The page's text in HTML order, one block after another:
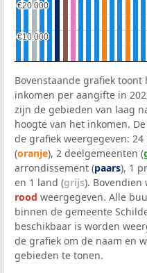
€10.000
€10.000
€20.000
€20.000
Bovenstaande grafiek
inkomen per aangifte in
zijn de gebieden van laag
hoogte van het inkomen.
de grafiek weergegeven:
(oranje), 2 deelgemeenten (
arrondissement (paars), 1
en 1 land (grijs). Bovendien
rood weergegeven. Alle
binnen de gemeente
beschikbaar is worden
de grafiek om de naam en
gebieden te tonen.